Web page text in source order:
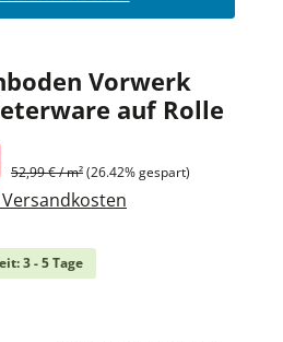
Vorwerk
auf Rolle
52,99 € / m²(26.42% gespart)
3 - 5 Tage